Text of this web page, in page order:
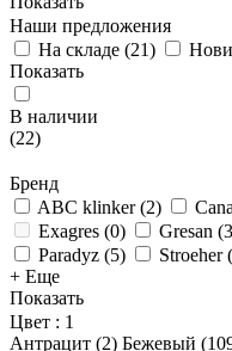
Наши предложения
На складе (21)
Показать
В наличии
(22)
Бренд
ABC klinker(2)
Exagres (0) Gresan (3
Paradyz (5) Stroeher(
+ Еще
Показать
Цвет : 1
Антрацит (2) Бежевый (